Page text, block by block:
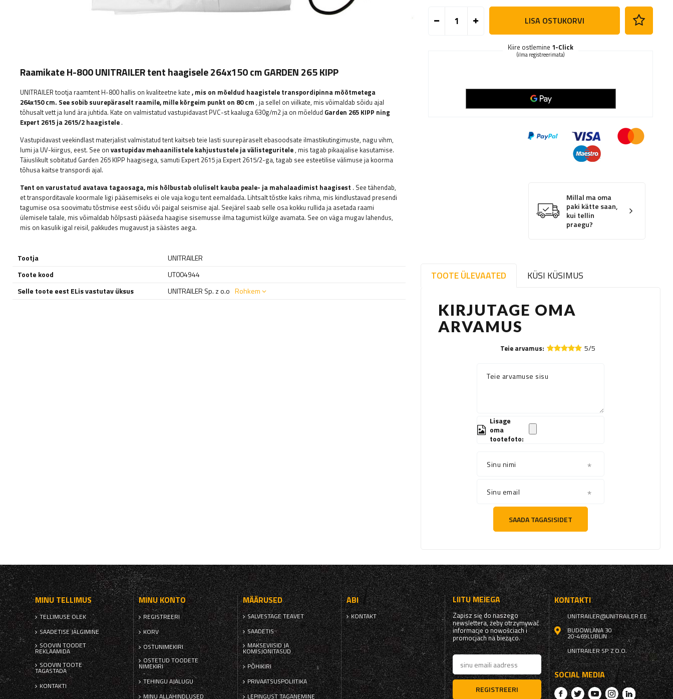
LISA OSTUKORVI
Kiire ostlemine 1-Click
(ilma registreerimata)
Millal ma oma
paki kätte saan,
kui tellin
praegu?
TOOTE ÜLEVAATED KÜSI KÜSIMUS
KIRJUTAGE OMA
ARVAMUS
Teie arvamus: 5/5
Teie arvamuse sisu
Lisage
oma
tootefoto:
Sinu nimi
Sinu email
SAADA TAGASISIDET
Raamikate H-800 UNITRAILER tent haagisele 264x150 cm GARDEN 265 KIPP
UNITRAILER tootja raamtent H-800 hallis on kvaliteetne kate , mis on mõeldud haagistele transpordipinna mõõtmetega
264x150 cm. See sobib suurepäraselt raamile, mille kõrgeim punkt on 80 cm , ja sellel on viilkate, mis võimaldab sõidu ajal
tõhusalt vett ja lund ära juhtida. Kate on valmistatud vastupidavast PVC-st kaaluga 630g/m2 ja on mõeldud Garden 265 KIPP ning
Expert 2615 ja 2615/2 haagistele .
Vastupidavast veekindlast materjalist valmistatud tent kaitseb teie lasti suurepäraselt ebasoodsate ilmastikutingimuste, nagu vihm,
lumi ja UV-kiirgus, eest. See on vastupidav mehaanilistele kahjustustele ja välisteguritele, mis tagab pikaajalise kasutamise.
Täiuslikult sobitatud Garden 265 KIPP haagisega, samuti Expert 2615 ja Expert 2615/2-ga, tagab see esteetilise välimuse ja koorma
tõhusa kaitse transpordi ajal.
Tent on varustatud avatava tagaosaga, mis hõlbustab oluliselt kauba peale- ja mahalaadimist haagisest . See tähendab,
et transporditavale koormale ligi pääsemiseks ei ole vaja kogu tent eemaldada. Lihtsalt tõstke kaks rihma, mis kindlustavad presendi
tagumise osa soovimatu tõstmise eest sõidu või paigal seismise ajal. Seejärel saab selle osa kokku rullida ja asetada raami
ülemisele talale, mis võimaldab hõlpsasti pääseda haagise sisemusse ilma tagumist külge avamata. See on väga mugav lahendus,
mis on kasulik igal reisil, pakkudes mugavust ja säästes aega.
Tootja
UNITRAILER
Toote kood
UT004944
Selle toote eest ELis vastutav üksus
UNITRAILER Sp. z o.o Rohkem
MINU TELLIMUS
TELLIMUSE OLEK
SAADETISE JÄLGIMINE
SOOVIN TOODET
REKLAAMIDA
SOOVIN TOOTE
TAGASTADA
KONTAKTI
MINU KONTO
REGISTREERI
KORV
OSTUNIMEKIRI
OSTETUD TOODETE
NIMEKIRI
TEHINGU AJALUGU
MINU ALLAHINDLUSED
MÄÄRUSED
SALVESTAGE TEAVET
SAADETIS
MAKSEVIISID JA
KOMISJONITASUD
PÕHIKIRI
PRIVAATSUSPOLIITIKA
LEPINGUST TAGANEMINE
ABI
KONTAKT
LIITU MEIEGA
Zapisz się do naszego
newslettera, żeby otrzymywać
informacje o nowościach i
promocjach na bieżąco.
REGISTREERI
KONTAKTI
UNITRAILER@UNITRAILER.EE
BUDOWLANA 30
20-469LUBLIN
UNITRAILER SP. Z O.O.
SOCIAL MEDIA